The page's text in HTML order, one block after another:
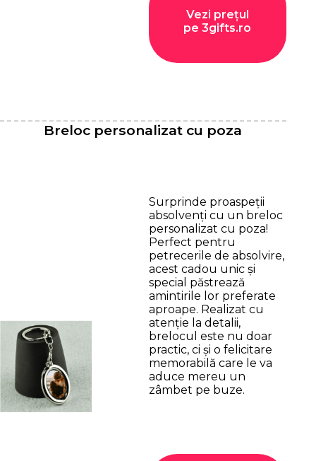
Vezi prețul
pe 3gifts.ro
Breloc personalizat cu poza
Surprinde proaspeții
absolvenți cu un breloc
personalizat cu poza!
Perfect pentru
petrecerile de absolvire,
acest cadou unic și
special păstrează
amintirile lor preferate
aproape. Realizat cu
atenție la detalii,
brelocul este nu doar
practic, ci și o felicitare
memorabilă care le va
aduce mereu un
zâmbet pe buze.